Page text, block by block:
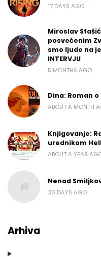
17 DAYS AGO
Miroslav
posvećenim
smo ljude na
INTERVJU
5 MONTHS AGO
Dina: Roman
ABOUT A MONTH
Knjigovanje:
urednikom
ABOUT A YEAR
Nenad
30 DAYS AGO
Arhiva